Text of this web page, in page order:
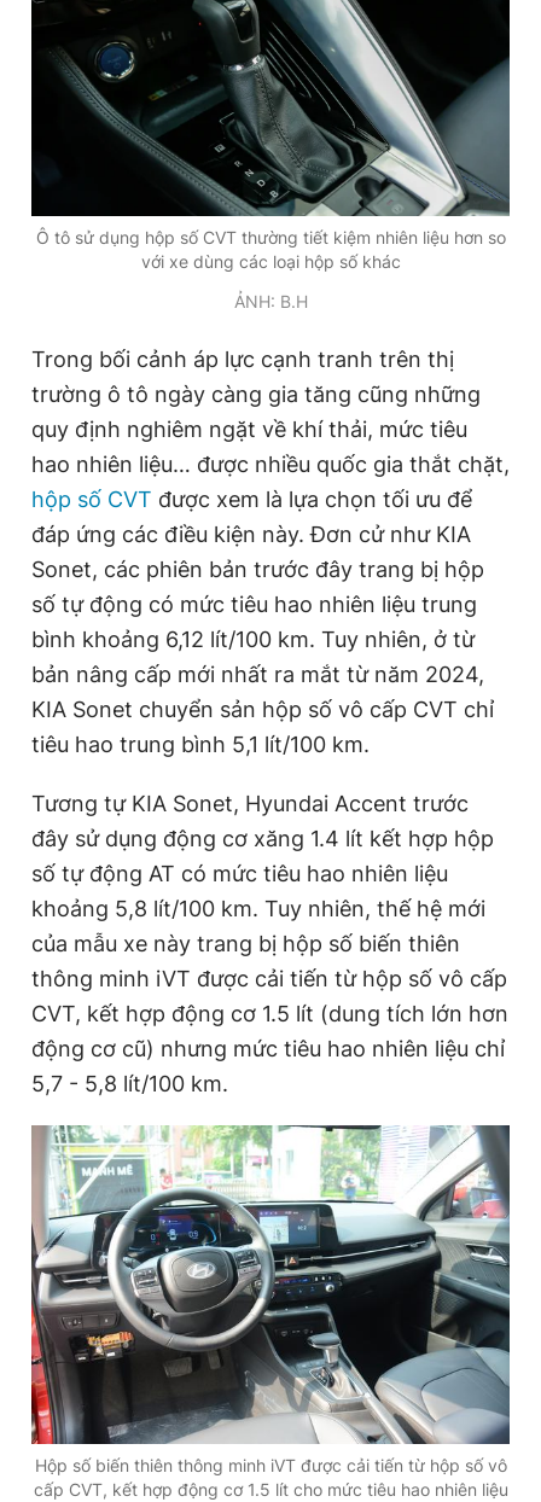
Ô tô sử dụng hộp số CVT thường tiết kiệm nhiên liệu hơn so
với xe dùng các loại hộp số khác
ẢNH: B.H
Trong bối cảnh áp lực cạnh tranh trên thị
trường ô tô ngày càng gia tăng cũng những
quy định nghiêm ngặt về khí thải, mức tiêu
hao nhiên liệu… được nhiều quốc gia thắt chặt,
hộp số CVT được xem là lựa chọn tối ưu để
đáp ứng các điều kiện này. Đơn cử như KIA
Sonet, các phiên bản trước đây trang bị hộp
số tự động có mức tiêu hao nhiên liệu trung
bình khoảng 6,12 lít/100 km. Tuy nhiên, ở từ
bản nâng cấp mới nhất ra mắt từ năm 2024,
KIA Sonet chuyển sản hộp số vô cấp CVT chỉ
tiêu hao trung bình 5,1 lít/100 km.
Tương tự KIA Sonet, Hyundai Accent trước
đây sử dụng động cơ xăng 1.4 lít kết hợp hộp
số tự động AT có mức tiêu hao nhiên liệu
khoảng 5,8 lít/100 km. Tuy nhiên, thế hệ mới
của mẫu xe này trang bị hộp số biến thiên
thông minh iVT được cải tiến từ hộp số vô cấp
CVT, kết hợp động cơ 1.5 lít (dung tích lớn hơn
động cơ cũ) nhưng mức tiêu hao nhiên liệu chỉ
5,7 - 5,8 lít/100 km.
Hộp số biến thiên thông minh iVT được cải tiến từ hộp số vô
cấp CVT, kết hợp động cơ 1.5 lít cho mức tiêu hao nhiên liệu